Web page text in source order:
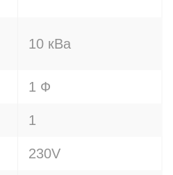
10 кВа
1 Ф
1
230V